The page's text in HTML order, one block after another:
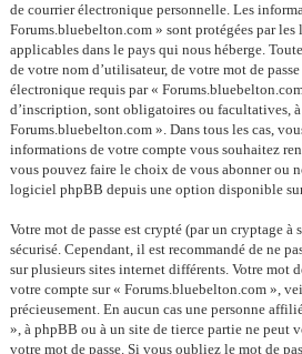
de courrier électronique personnelle. Les
Forums.bluebelton.com » sont protégées par
applicables dans le pays qui nous héberge.
de votre nom d’utilisateur, de votre mot de
électronique requis par «
d’inscription, sont obligatoires ou facultatives,
Forums.bluebelton.com ». Dans tous les cas,
informations de votre compte vous souhaitez
vous pouvez faire le choix de vous abonner ou
logiciel phpBB depuis une option disponible
Votre mot de passe est crypté (par un cryptage
sécurisé. Cependant, il est recommandé de ne
sur plusieurs sites internet différents. Votre mot
votre compte sur « Forums.bluebelton.com »,
précieusement. En aucun cas une personne
», à phpBB ou à un site de tierce partie ne peut
votre mot de passe. Si vous oubliez le mot de